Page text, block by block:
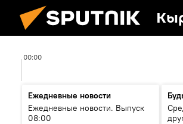
00:00
Ежедневные новости
Ежедневные новости. Выпуск
08:00